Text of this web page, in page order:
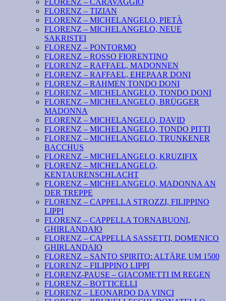
FLORENZ – TIZIAN
FLORENZ – MICHELANGELO, PIETÀ
FLORENZ – MICHELANGELO, NEUE
SAKRISTEI
FLORENZ – PONTORMO
FLORENZ – ROSSO FIORENTINO
FLORENZ – RAFFAEL, MADONNEN
FLORENZ – RAFFAEL, EHEPAAR DONI
FLORENZ – RAHMEN TONDO DONI
FLORENZ – MICHELANGELO, TONDO DONI
FLORENZ – MICHELANGELO, BRÜGGER
MADONNA
FLORENZ – MICHELANGELO, DAVID
FLORENZ – MICHELANGELO, TONDO PITTI
FLORENZ – MICHELANGELO, TRUNKENER
BACCHUS
FLORENZ – MICHELANGELO, KRUZIFIX
FLORENZ – MICHELANGELO,
KENTAURENSCHLACHT
FLORENZ – MICHELANGELO, MADONNA AN
DER TREPPE
FLORENZ – CAPPELLA STROZZI, FILIPPINO
LIPPI
FLORENZ – CAPPELLA TORNABUONI,
GHIRLANDAIO
FLORENZ – CAPPELLA SASSETTI, DOMENICO
GHIRLANDAIO
FLORENZ – SANTO SPIRITO: ALTÄRE UM 1500
FLORENZ – FILIPPINO LIPPI
FLORENZ-PAUSE – GIACOMETTI IM REGEN
FLORENZ – BOTTICELLI
FLORENZ – LEONARDO DA VINCI